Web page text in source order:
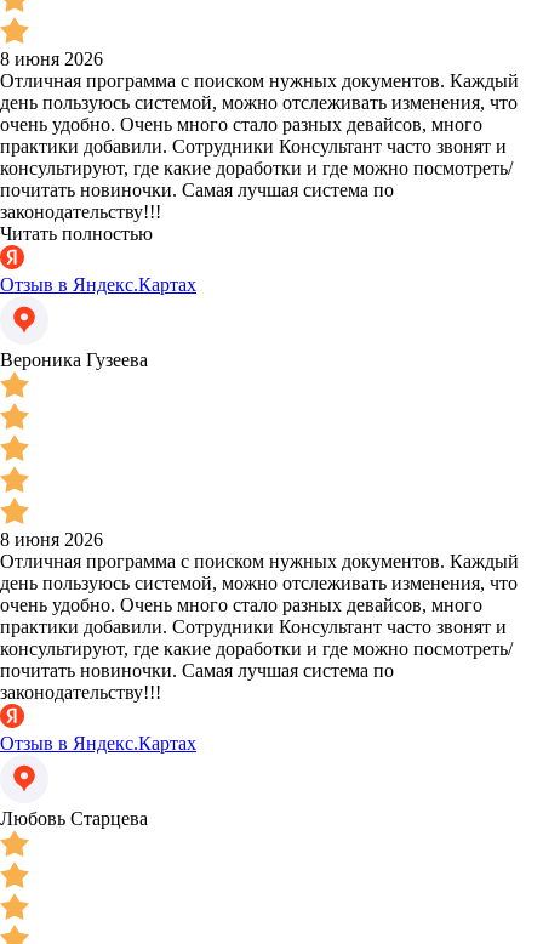
8 июня 2026
Отличная программа с поиском нужных документов. Каждый
день пользуюсь системой, можно отслеживать изменения, что
очень удобно. Очень много стало разных девайсов, много
практики добавили. Сотрудники Консультант часто звонят и
консультируют, где какие доработки и где можно посмотреть/
почитать новиночки. Самая лучшая система по
законодательству!!!
Читать полностью
Отзыв в Яндекс.Картах
Вероника Гузеева
8 июня 2026
Отличная программа с поиском нужных документов. Каждый
день пользуюсь системой, можно отслеживать изменения, что
очень удобно. Очень много стало разных девайсов, много
практики добавили. Сотрудники Консультант часто звонят и
консультируют, где какие доработки и где можно посмотреть/
почитать новиночки. Самая лучшая система по
законодательству!!!
Отзыв в Яндекс.Картах
Любовь Старцева